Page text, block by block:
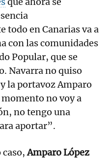
todo en Canarias va a
con las comunidades
Popular, que se
Navarra no quiso
la portavoz Amparo
no voy a
no tengo una
aportar”.
caso,Amparo López